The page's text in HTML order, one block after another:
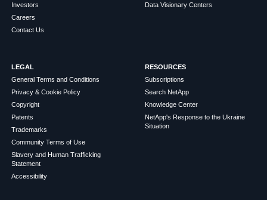
Investors
Careers
Contact Us
Data Visionary Centers
LEGAL
General Terms and Conditions
Privacy & Cookie Policy
Copyright
Patents
Trademarks
Community Terms of Use
Slavery and Human Trafficking
Statement
Accessibility
RESOURCES
Subscriptions
Search NetApp
Knowledge Center
NetApp's Response to the Ukraine
Situation